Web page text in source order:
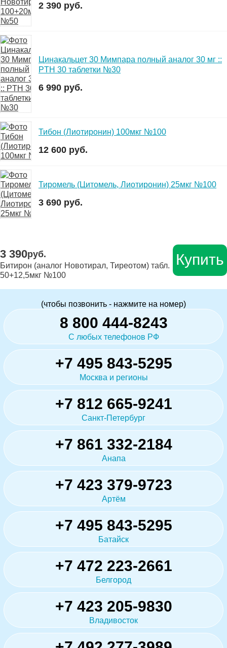
2 390 руб.
Цинакальцет 30 Мимпара полный аналог 30 мг ::
PTH 30 таблетки №30
6 990 руб.
Тибон (Лиотиронин) 100мкг №100
12 600 руб.
Тиромель (Цитомель, Лиотиронин) 25мкг №100
3 690 руб.
3 390руб.
Битирон (аналог Новотирал, Тиреотом) табл.
50+12,5мкг №100
Купить
(чтобы позвонить - нажмите на номер)
8 800 444-8243
С любых телефонов РФ
+7 495 843-5295
Москва и регионы
+7 812 665-9241
Санкт-Петербург
+7 861 332-2184
Анапа
+7 423 379-9723
Артём
+7 495 843-5295
Батайск
+7 472 223-2661
Белгород
+7 423 205-9830
Владивосток